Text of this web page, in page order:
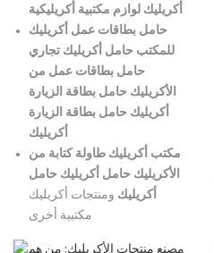
أكريليك لوازم مكتبية أكريليكية
حامل بطاقات عمل أكريليك
للمكتب حامل أكريليك تجاري
حامل بطاقات عمل من
الأكريليك حامل بطاقة الزيارة
أكريليك حامل بطاقة الزيارة
أكريليك
مكتب أكريليك طاولة كتابة من
الأكريليك حامل أكريليك حامل
أكريليك ومنتجات أكريليك
مكتبية أخرى